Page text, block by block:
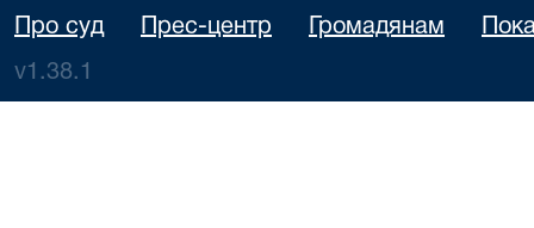
Про суд Прес-центр Громадянам
v1.38.1